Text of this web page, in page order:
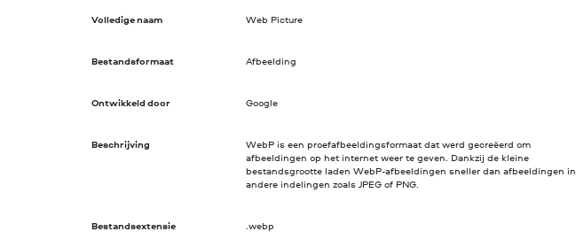
Volledige naam Web Picture
Bestandsformaat Afbeelding
Ontwikkeld door Google
Beschrijving
WebP is een proefafbeeldingsformaat dat werd gecreëerd om
afbeeldingen op het internet weer te geven. Dankzij de kleine
bestandsgrootte laden WebP-afbeeldingen sneller dan afbeeldingen in
andere indelingen zoals JPEG of PNG.
Bestandsextensie .webp